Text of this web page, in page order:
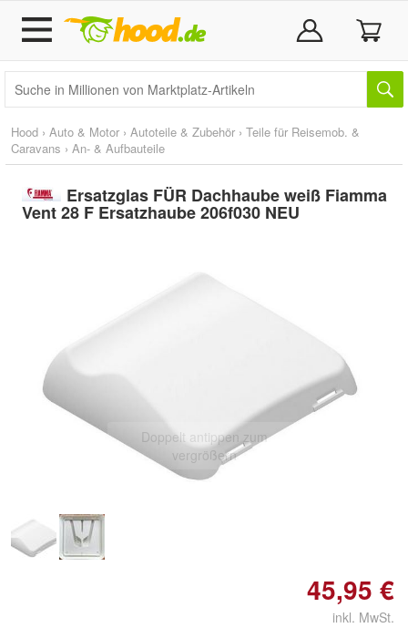
Hood › Auto & Motor › Autoteile & Zubehör › Teile für Reisemob. &
Caravans › An- & Aufbauteile
Ersatzglas FÜR Dachhaube weiß Fiamma
Vent 28 F Ersatzhaube 206f030 NEU
Doppelt antippen zum
vergrößern
45,95 €
inkl. MwSt.